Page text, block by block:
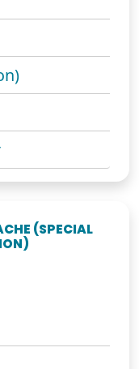
(SPECIAL